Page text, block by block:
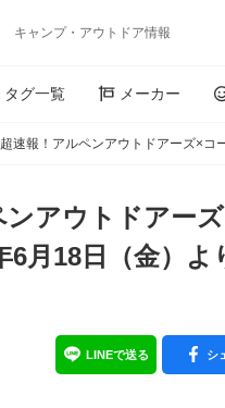
キャンプ・アウトドア情報
タグ一覧 メーカー
超速報！アルペンアウトドアーズ×コ
ンアウトドアー
月18日（金）よ
LINEで送る シ